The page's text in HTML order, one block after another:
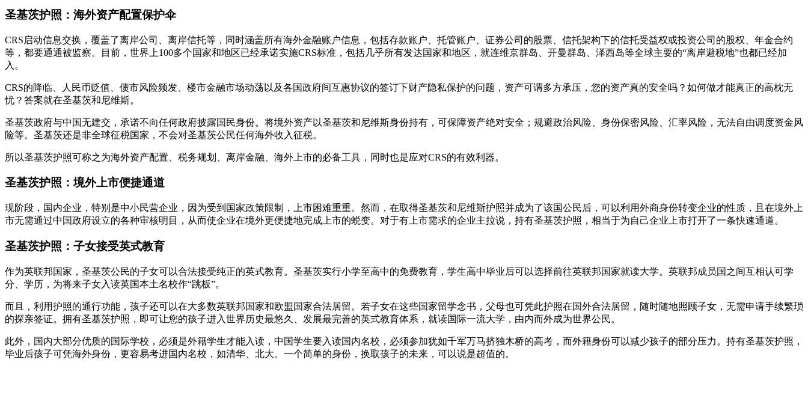
圣基茨护照：海外资产配置保护伞
CRS启动信息交换，覆盖了离岸公司、离岸信托等，同时涵盖所有海外金融账户信息，包括存款账户、托管账户、证券公司的股票、信托架构下的信托受益权或投资公司的股权、年金合约
等，都要通通被监察。目前，世界上100多个国家和地区已经承诺实施CRS标准，包括几乎所有发达国家和地区，就连维京群岛、开曼群岛、泽西岛等全球主要的“离岸避税地”也都已经加
入。
CRS的降临、人民币贬值、债市风险频发、楼市金融市场动荡以及各国政府间互惠协议的签订下财产隐私保护的问题，资产可谓多方承压，您的资产真的安全吗？如何做才能真正的高枕无
忧？答案就在圣基茨和尼维斯。
圣基茨政府与中国无建交，承诺不向任何政府披露国民身份。将境外资产以圣基茨和尼维斯身份持有，可保障资产绝对安全；规避政治风险、身份保密风险、汇率风险，无法自由调度资金风
险等。圣基茨还是非全球征税国家，不会对圣基茨公民任何海外收入征税。
所以圣基茨护照可称之为海外资产配置、税务规划、离岸金融、海外上市的必备工具，同时也是应对CRS的有效利器。
圣基茨护照：境外上市便捷通道
现阶段，国内企业，特别是中小民营企业，因为受到国家政策限制，上市困难重重。然而，在取得圣基茨和尼维斯护照并成为了该国公民后，可以利用外商身份转变企业的性质，且在境外上
市无需通过中国政府设立的各种审核明目，从而使企业在境外更便捷地完成上市的蜕变。对于有上市需求的企业主拉说，持有圣基茨护照，相当于为自己企业上市打开了一条快速通道。
圣基茨护照：子女接受英式教育
作为英联邦国家，圣基茨公民的子女可以合法接受纯正的英式教育。圣基茨实行小学至高中的免费教育，学生高中毕业后可以选择前往英联邦国家就读大学。英联邦成员国之间互相认可学
分、学历，为将来子女入读英国本土名校作“跳板”。
而且，利用护照的通行功能，孩子还可以在大多数英联邦国家和欧盟国家合法居留。若子女在这些国家留学念书，父母也可凭此护照在国外合法居留，随时随地照顾子女，无需申请手续繁琐
的探亲签证。拥有圣基茨护照，即可让您的孩子进入世界历史最悠久、发展最完善的英式教育体系，就读国际一流大学，由内而外成为世界公民。
此外，国内大部分优质的国际学校，必须是外籍学生才能入读，中国学生要入读国内名校，必须参加犹如千军万马挤独木桥的高考，而外籍身份可以减少孩子的部分压力。持有圣基茨护照，
毕业后孩子可凭海外身份，更容易考进国内名校，如清华、北大。一个简单的身份，换取孩子的未来，可以说是超值的。